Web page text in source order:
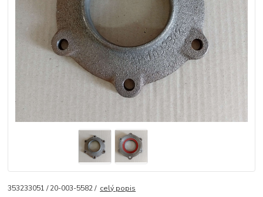
353233051 / 20-003-5582 / celý popis